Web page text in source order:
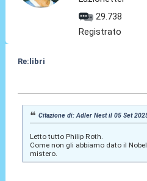
29.738
Registrato
Re:libri
Citazione di: Adler Nest il 05 Set
Letto tutto Philip Roth.
Come non gli abbiamo dato il
mistero.